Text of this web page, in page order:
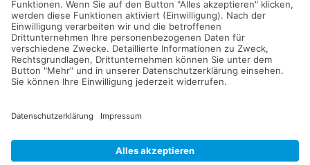
Postfach 1329
D-51494 Rösrath
info@gv-roesrath.de